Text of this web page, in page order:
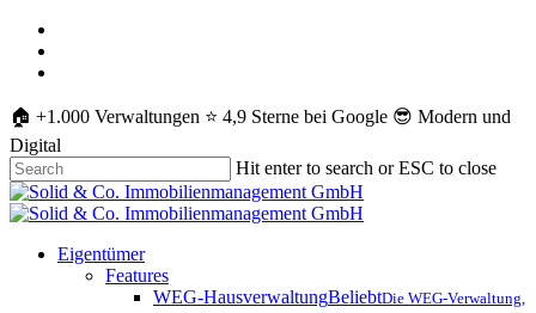
Skip
main
🏠 +1.000 Verwaltungen ⭐️ 4,9 Sterne bei Google 😎 Modern und
Digital
Hit enter to search or ESC to close
Close
Search
Menu
Eigentümer
Features
WEG-HausverwaltungBeliebtDie WEG-Verwaltung,